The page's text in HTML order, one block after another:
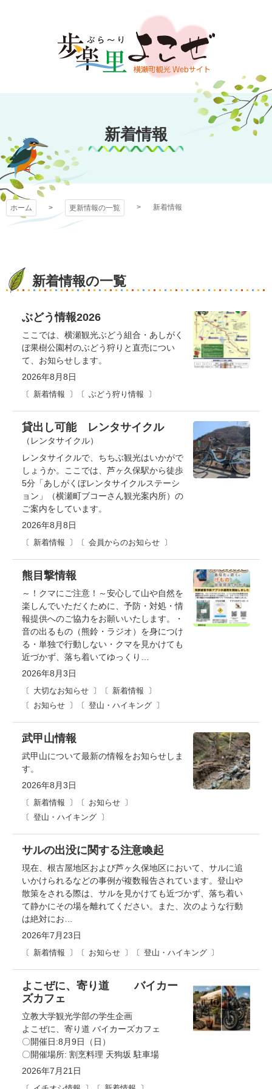
文
キ
プ
歩楽～里（ぶら～
り）よこぜ
新着情報
ホーム 更新情報の一覧 新着情報
新着情報の一覧
2026年8月8日
新着情報 ぶどう狩り情報
ぶどう情報2026
ここでは、横瀬観光ぶどう組合・あしがく
ぼ果樹公園村のぶどう狩りと直売につい
て、お知らせします。
2026年8月8日
新着情報 会員からのお知らせ
貸出し可能 レンタサイクル
（レンタサイクル）
レンタサイクルで、ちちぶ観光はいかがで
しょうか。ここでは、芦ヶ久保駅から徒歩
5分「あしがくぼレンタサイクルステーシ
ョン」（横瀬町ブコーさん観光案内所）の
ご案内をしています。
2026年8月3日
大切なお知らせ
新着情報
お知らせ
登山・ハイキング
熊目撃情報
～！クマにご注意！～安心して山や自然を
楽しんでいただくために、予防・対処・情
報提供へのご協力をお願いいたします。・
音の出るもの（熊鈴・ラジオ）を身につけ
る・単独で行動しない・クマを見かけても
近づかず、落ち着いてゆっくり…
2026年8月3日
新着情報
お知らせ
登山・ハイキング
武甲山情報
武甲山について最新の情報をお知らせしま
す。
2026年7月23日
新着情報 お知らせ 登山・ハイキング
サルの出没に関する注意喚起
現在、根古屋地区および芦ヶ久保地区において、サルに追
いかけられるなどの事例が複数報告されています。登山や
散策をされる際は、サルを見かけても近づかず、落ち着い
て静かにその場を離れてください。また、次のような行動
は絶対にお…
2026年7月21日
よこぜに、寄り道 バイカー
ズカフェ
立教大学観光学部の学生企画
よこぜに、寄り道 バイカーズカフェ
〇開催日:8月9日（日）
〇開催場所: 割烹料理 天狗坂 駐車場